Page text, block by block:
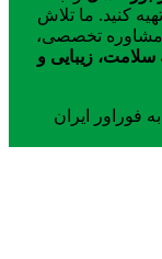
تهیه کنید. ما تلاش
مشاوره تخصصی،
سلامت، زیبایی و
فوراور ایران